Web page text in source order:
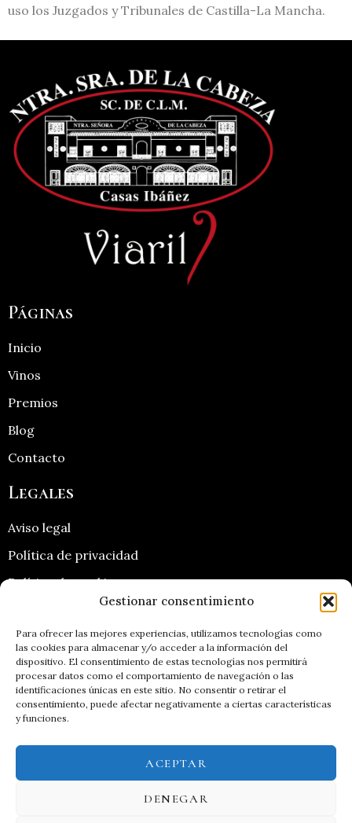
Gestionar consentimiento
Para ofrecer las mejores experiencias, utilizamos tecnologías como
las cookies para almacenar y/o acceder a la información del
dispositivo. El consentimiento de estas tecnologías nos permitirá
procesar datos como el comportamiento de navegación o las
identificaciones únicas en este sitio. No consentir o retirar el
consentimiento, puede afectar negativamente a ciertas características
y funciones.
ACEPTAR
DENEGAR
uso los Juzgados y Tribunales de Castilla-La Mancha.
Páginas
Inicio
Vinos
Premios
Blog
Contacto
Legales
Aviso legal
Política de privacidad
Política de cookies
967 460 266
649 558 049
info@coop-cabeza.com